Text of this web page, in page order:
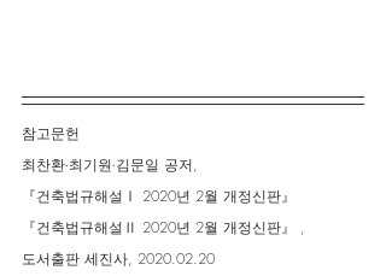
참고문헌
최찬환∙최기원∙김문일 공저,
『건축법규해설Ⅰ 2020년 2월 개정신판』
『건축법규해설Ⅱ 2020년 2월 개정신판』 ,
도서출판 세진사, 2020.02.20